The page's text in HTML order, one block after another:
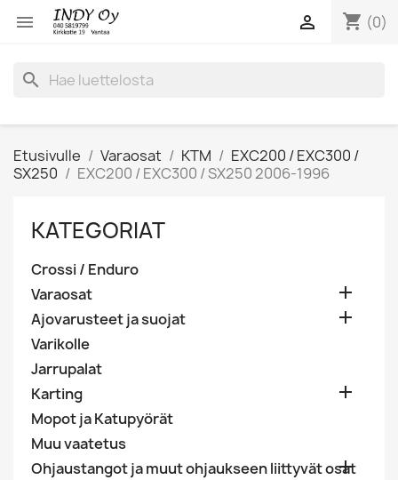
 shopping_cart (0)

search
Etusivulle Varaosat KTM
EXC200 / EXC300 /
SX250
EXC200 / EXC300 / SX250 2006-1996
KATEGORIAT
Crossi / Enduro
Varaosat

Ajovarusteet ja suojat 
Varikolle
Jarrupalat
Karting

Mopot ja Katupyörät
Muu vaatetus
Ohjaustangot ja muut ohjaukseen liittyvät osat
